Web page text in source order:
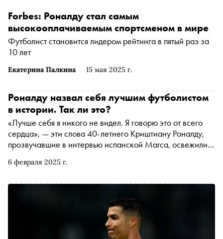
Екатерина Палкина 15 мая 2025 г.
Forbes: Роналду стал самым
высокооплачиваемым спортсменом в мире
Футболист становится лидером рейтинга в пятый раз за
10 лет
6 февраля 2025 г.
Роналду назвал себя лучшим футболистом
в истории. Так ли это?
«Лучше себя я никого не видел. Я говорю это от всего
сердца», — эти слова 40-летнего Криштиану Роналду,
прозвучавшие в интервью испанской Marca, освежили
истории. Многие полагают, что Лионель Месси как
Марадона со своей армией адептов. «Сноб» решил
разобраться, почему каждый из этой четверки
заслуживает звания величайшего игрока мира